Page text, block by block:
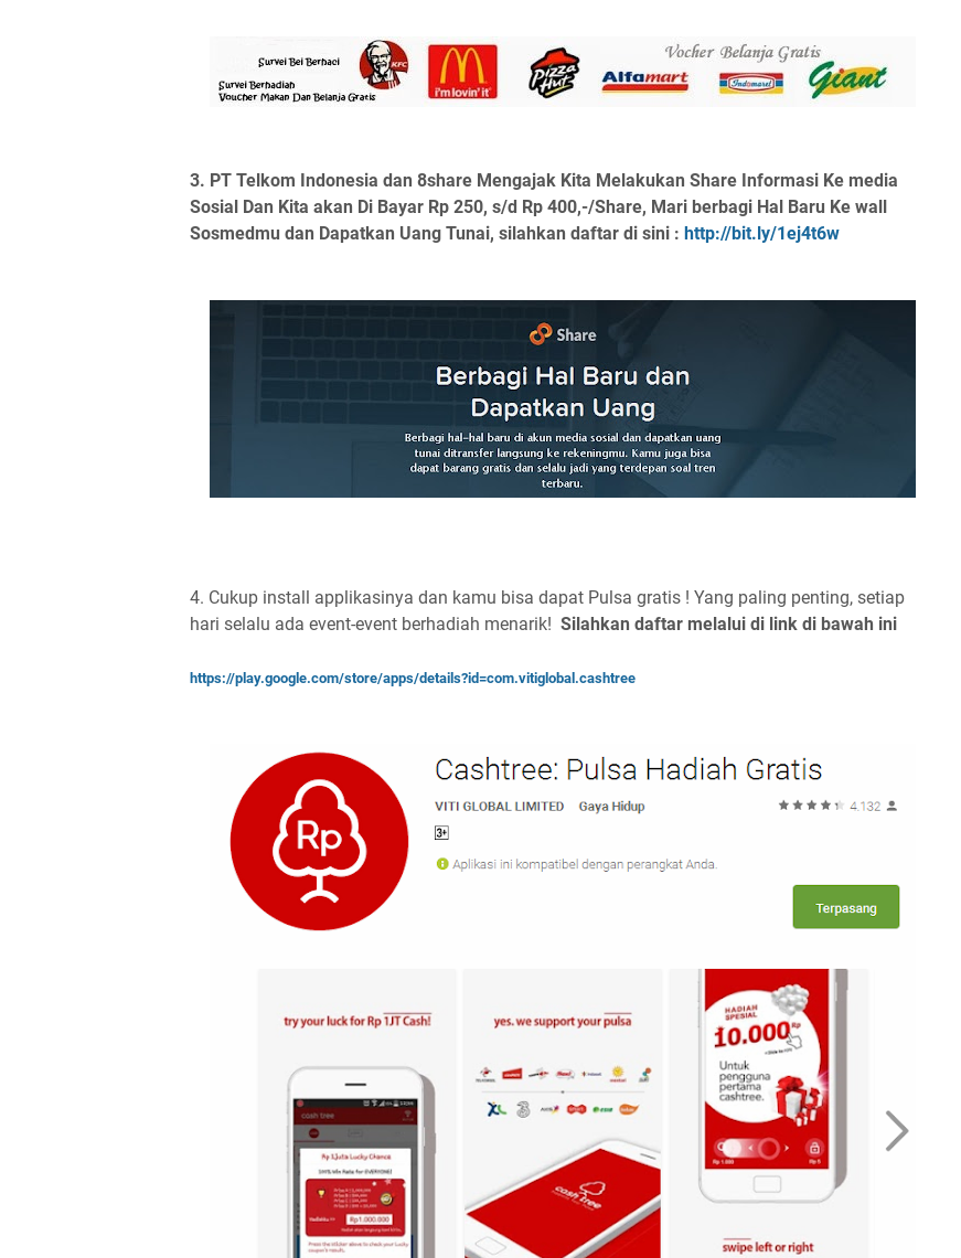
3. PT Telkom Indonesia dan 8share Mengajak Kita Melakukan Share Informasi Ke media
Sosial Dan Kita akan Di Bayar Rp 250, s/d Rp 400,-/Share, Mari berbagi Hal Baru Ke wall
Sosmedmu dan Dapatkan Uang Tunai, silahkan daftar di sini : http://bit.ly/1ej4t6w
4. Cukup install applikasinya dan kamu bisa dapat Pulsa gratis ! Yang paling penting, setiap
hari selalu ada event-event berhadiah menarik! Silahkan daftar melalui di link di bawah ini
https://play.google.com/store/apps/details?id=com.vitiglobal.cashtree